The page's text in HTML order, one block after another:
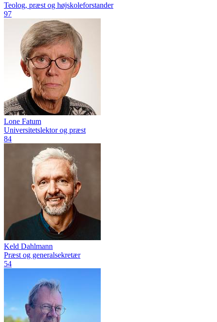
Teolog, præst og højskoleforstander
97
Lone Fatum
Universitetslektor og præst
84
Keld Dahlmann
Præst og generalsekretær
54